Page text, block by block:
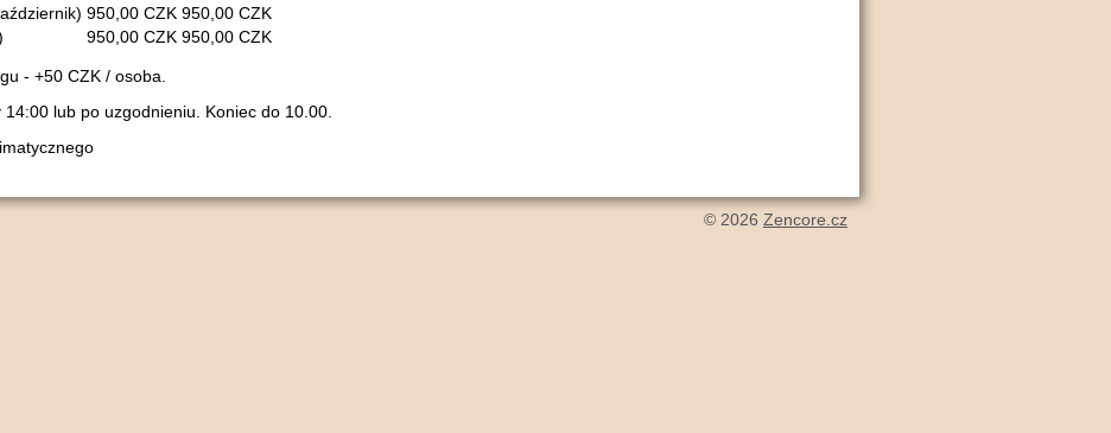
950,00 CZK 950,00 CZK
950,00 CZK 950,00 CZK
- +50 CZK / osoba.
lub po uzgodnieniu. Koniec do 10.00.
© 2026 Zencore.cz